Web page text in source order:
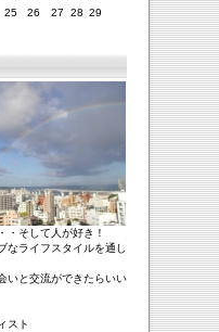
25 26 27 28 29
・そして人が好き！
なライフスタイルを通し
いと交流ができたらいい
スト